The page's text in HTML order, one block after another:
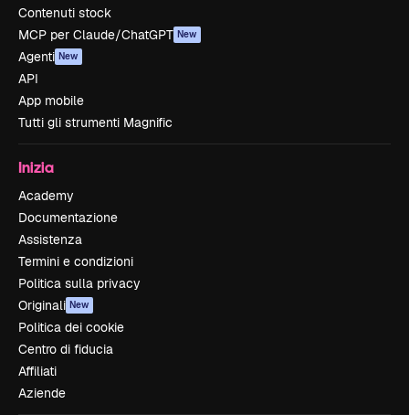
Contenuti stock
MCP per Claude/ChatGPT New
Agenti New
API
App mobile
Tutti gli strumenti Magnific
Inizia
Academy
Documentazione
Assistenza
Termini e condizioni
Politica sulla privacy
Originali New
Politica dei cookie
Centro di fiducia
Affiliati
Aziende